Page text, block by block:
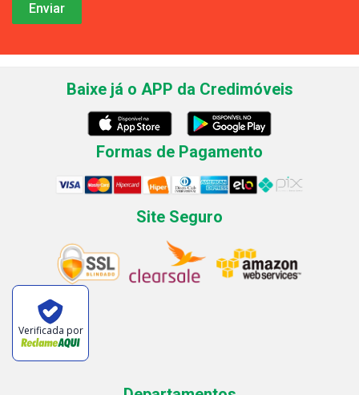
Baixe já o APP da Credimóveis
Formas de Pagamento
Site Seguro
Verificada por